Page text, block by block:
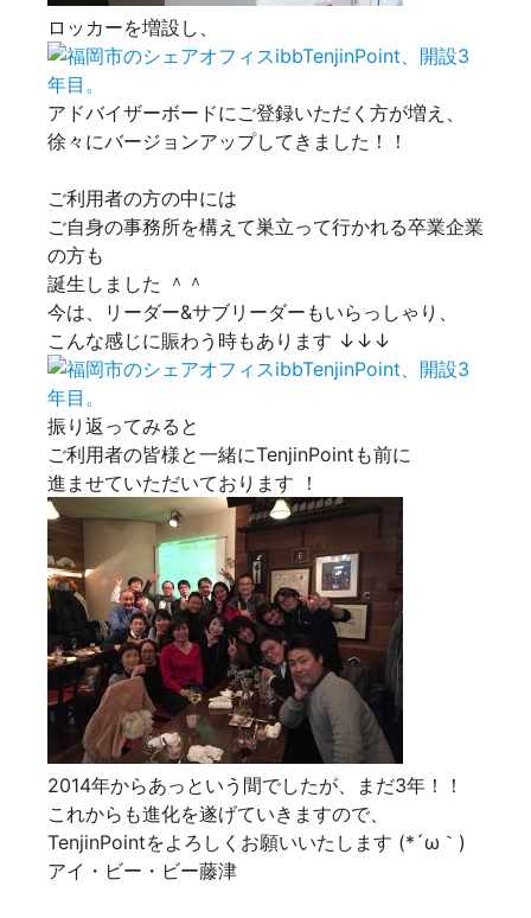
ロッカーを増設し、
アドバイザーボードにご登録いただく方が増え、
徐々にバージョンアップしてきました！！
ご利用者の方の中には
ご自身の事務所を構えて巣立って行かれる卒業企業
の方も
誕生しました ＾＾
今は、リーダー&サブリーダーもいらっしゃり、
こんな感じに賑わう時もあります ↓↓↓
振り返ってみると
ご利用者の皆様と一緒にTenjinPointも前に
進ませていただいております ！
2014年からあっという間でしたが、まだ3年！！
これからも進化を遂げていきますので、
TenjinPointをよろしくお願いいたします (*´ω｀)
アイ・ビー・ビー藤津